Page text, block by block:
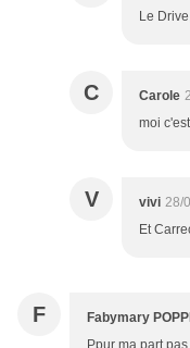
Le
C Carole
moi
V vivi 28/
Et
F Fabymary
Ppur ma part